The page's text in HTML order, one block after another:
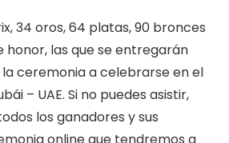
34 oros, 64 platas, 90 bronces
honor, las que se entregarán
la ceremonia a celebrarse en el
– UAE. Si no puedes asistir,
los ganadores y sus